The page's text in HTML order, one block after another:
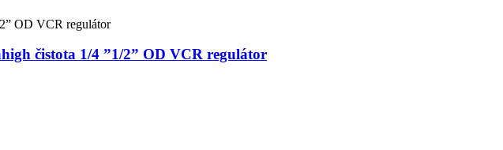
čistota 1/4 ”1/2” OD VCR regulátor